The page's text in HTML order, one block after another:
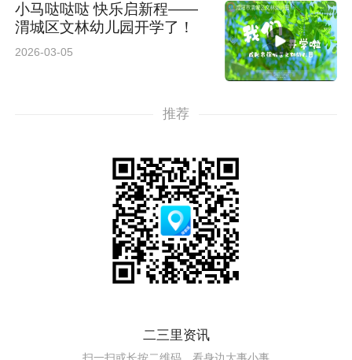
小马哒哒哒 快乐启新程——
渭城区文林幼儿园开学了！
2026-03-05
推荐
二三里资讯